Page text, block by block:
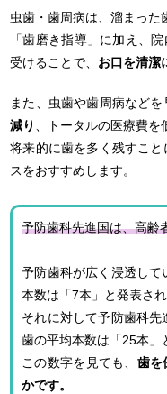
虫歯・歯周病は、溜まった
「歯磨き指導」に加え、
受けることで、 お口を清潔
また、虫歯や歯周病など
減り
、トータルの医療費を
将来的に歯を多く残すこ
スをおすすめします。
予防歯科先進国は、高齢
予防歯科が広く浸透し
本数は「7本」と発表され
それに対して予防歯科
歯の平均本数は「25本」
この数字を見ても、 歯を
かです。